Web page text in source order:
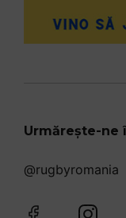
Urmărește-ne
@rugbyromania